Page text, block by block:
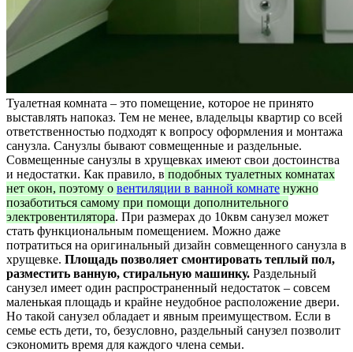
Туалетная комната – это помещение, которое не принято
выставлять напоказ. Тем не менее, владельцы квартир со всей
ответственностью подходят к вопросу оформления и монтажа
санузла. Санузлы бывают совмещенные и раздельные.
Совмещенные санузлы в хрущевках имеют свои достоинства
и недостатки. Как правило, в подобных туалетных комнатах
нет окон, поэтому о вентиляции в ванной комнате нужно
позаботиться самому при помощи дополнительного
электровентилятора. При размерах до 10квм санузел может
стать функциональным помещением. Можно даже
потратиться на оригинальный дизайн совмещенного санузла в
хрущевке. Площадь позволяет смонтировать теплый пол,
разместить ванную, стиральную машинку. Раздельный
санузел имеет один распространенный недостаток – совсем
маленькая площадь и крайне неудобное расположение двери.
Но такой санузел обладает и явным преимуществом. Если в
семье есть дети, то, безусловно, раздельный санузел позволит
сэкономить время для каждого члена семьи.